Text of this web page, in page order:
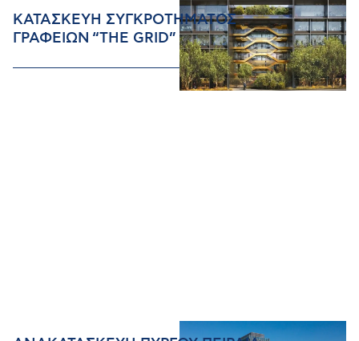
ΚΑΤΑΣΚΕΥΗ ΣΥΓΚΡΟΤΗΜΑΤΟΣ
ΓΡΑΦΕΙΩΝ “THE GRID”